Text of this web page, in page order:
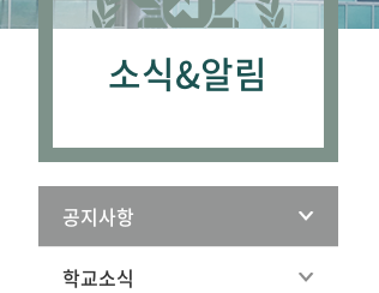
소식&알림
공지사항
학교소식